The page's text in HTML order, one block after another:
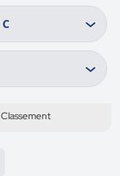
Classement